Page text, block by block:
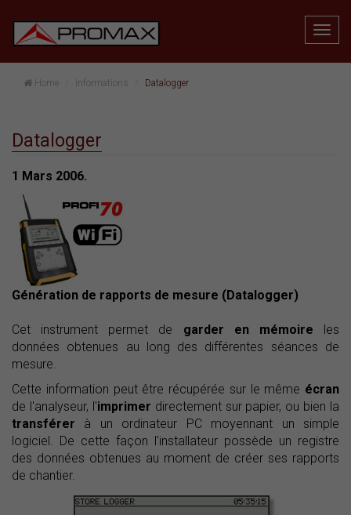
Home Informations Datalogger
Datalogger
1 Mars 2006.
Génération de rapports de mesure (Datalogger)
Cet instrument permet de garder en mémoire les
données obtenues au long des différentes séances de
mesure.
Cette information peut être récupérée sur le même écran
de l'analyseur, l'imprimer directement sur papier, ou bien la
transférer à un ordinateur PC moyennant un simple
logiciel. De cette façon l'installateur possède un registre
des données obtenues au moment de créer ses rapports
de chantier.